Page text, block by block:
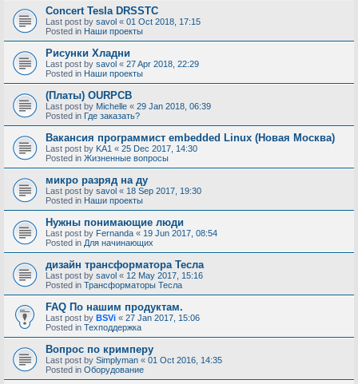
Concert Tesla DRSSTC
Last post by savol « 01 Oct 2018, 17:15
Posted in Наши проекты
Рисунки Хладни
Last post by savol « 27 Apr 2018, 22:29
Posted in Наши проекты
(Платы) OURPCB
Last post by Michelle « 29 Jan 2018, 06:39
Posted in Где заказать?
Вакансия программист embedded Linux (Новая Москва)
Last post by KA1 « 25 Dec 2017, 14:30
Posted in Жизненные вопросы
микро разряд на ду
Last post by savol « 18 Sep 2017, 19:30
Posted in Наши проекты
Нужны понимающие люди
Last post by Fernanda « 19 Jun 2017, 08:54
Posted in Для начинающих
дизайн трансформатора Тесла
Last post by savol « 12 May 2017, 15:16
Posted in Трансформаторы Тесла
FAQ По нашим продуктам.
Last post by BSVi « 27 Jan 2017, 15:06
Posted in Техподдержка
Вопрос по кримперу
Last post by Simplyman « 01 Oct 2016, 14:35
Posted in Оборудование